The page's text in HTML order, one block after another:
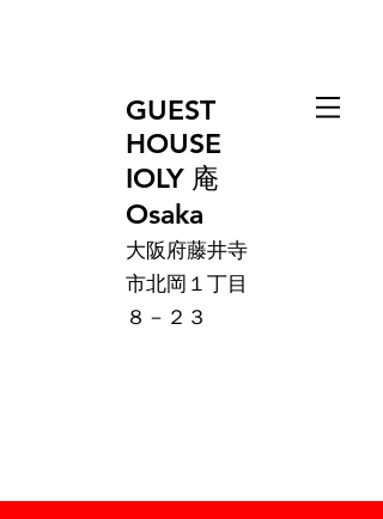
GUEST
HOUSE
IOLY 庵
Osaka
大阪府藤井寺
市北岡１丁目
８－２３